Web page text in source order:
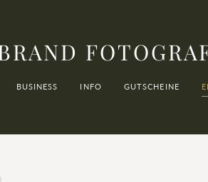
BUSINESS INFO GUTSCHEINE